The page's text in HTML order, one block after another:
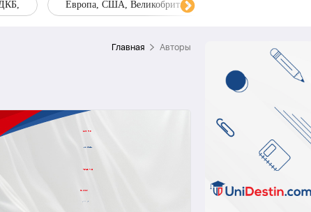
Европа, США, Великобритания, Украина, Запад,
Главная Aвторы